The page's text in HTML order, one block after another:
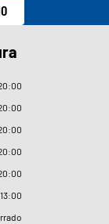
:00
:00
:00
:00
:00
:00